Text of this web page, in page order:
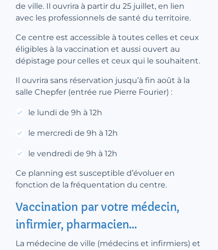
de ville. Il ouvrira à partir du 25 juillet, en lien
avec les professionnels de santé du territoire.
Ce centre est accessible à toutes celles et ceux
éligibles à la vaccination et aussi ouvert au
dépistage pour celles et ceux qui le souhaitent.
Il ouvrira sans réservation jusqu’à fin août à la
salle Chepfer (entrée rue Pierre Fourier) :
le lundi de 9h à 12h
le mercredi de 9h à 12h
le vendredi de 9h à 12h
Ce planning est susceptible d’évoluer en
fonction de la fréquentation du centre.
Vaccination par votre médecin,
infirmier, pharmacien…
La médecine de ville (médecins et infirmiers) et